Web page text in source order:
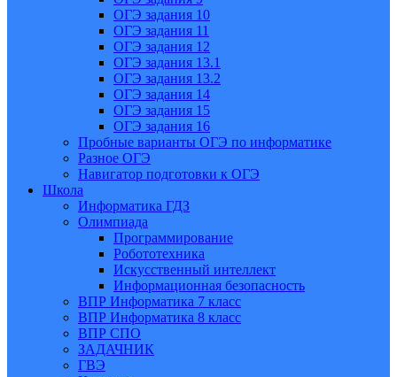
ОГЭ задания 10
ОГЭ задания 11
ОГЭ задания 12
ОГЭ задания 13.1
ОГЭ задания 13.2
ОГЭ задания 14
ОГЭ задания 15
ОГЭ задания 16
Пробные варианты ОГЭ по информатике
Разное ОГЭ
Навигатор подготовки к ОГЭ
Школа
Информатика ГДЗ
Олимпиада
Программирование
Робототехника
Искусственный интеллект
Информационная безопасность
ВПР Информатика 7 класс
ВПР Информатика 8 класс
ВПР СПО
ЗАДАЧНИК
ГВЭ